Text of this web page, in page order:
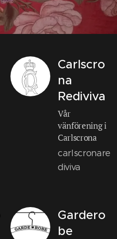
Carlscro
na
Rediviva
Vår
vänförening i
Carlscrona
carlscronare
diviva
Gardero
be